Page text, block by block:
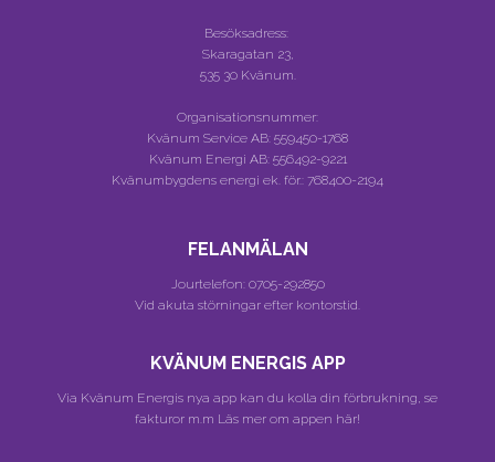
Besöksadress:
Skaragatan 23,
535 30 Kvänum.
Organisationsnummer:
Kvänum Service AB: 559450-1768
Kvänum Energi AB: 556492-9221
Kvänumbygdens energi ek. för.: 768400-2194
FELANMÄLAN
Jourtelefon: 0705-292850
Vid akuta störningar efter kontorstid.
KVÄNUM ENERGIS APP
Via Kvänum Energis nya app kan du kolla din förbrukning, se
fakturor m.m Läs mer om appen här!